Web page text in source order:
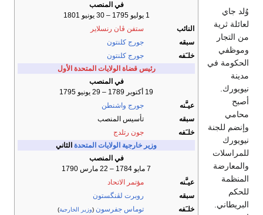
في المنصب
1 يوليو 1795 – 30 يونيو 1801
النائب
ستفن ڤان رنسلاير
سبقه
جورج كلنتون
خلـَفه
جورج كلنتون
رئيس قضاة الولايات المتحدة الأول
في المنصب
19 أكتوبر 1789 – 29 يونيو 1795
عيـَّنه
جورج واشنطن
سبقه
تأسيس المنصب
خلـَفه
جون رتلدج
وزير خارجية الولايات المتحدة الثاني
في المنصب
7 مايو 1784 – 22 مارس 1790
عيـَّنه
مؤتمر الاتحاد
سبقه
روبرت لڤنگستون
خلـَفه
توماس جفرسون (وزير الخارجية)
وُلد جاي
لعائلة ثرية
من التجار
وموظفي
الحكومة في
مدينة
نيويورك.
أصبح
محامي
وإنضم للجنة
نيويورك
للمراسلات
والمعارضة
المنظمة
للحكم
البريطاني.